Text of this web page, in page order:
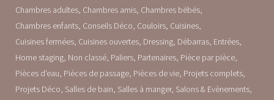
Chambres adultes Chambres amis Chambres bébés
Chambres enfants Conseils Déco Couloirs Cuisines
Cuisines fermées Cuisines ouvertes Dressing Débarras Entrées
Home staging Non classé Paliers Partenaires Pièce par pièce
Pièces d'eau Pièces de passage Pièces de vie Projets complets
Projets Déco Salles de bain Salles à manger Salons & Evènements